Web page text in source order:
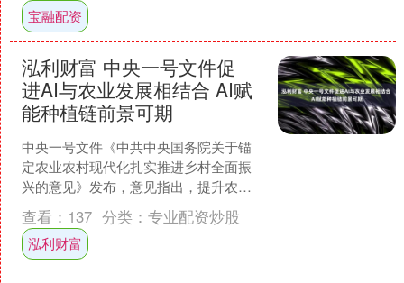
宝融配资
泓利财富 中央一号文件促
进AI与农业发展相结合 AI赋
能种植链前景可期
中央一号文件《中共中央国务院关于锚
定农业农村现代化扎实推进乡村全面振
兴的意见》发布，意见指出，提升农业
科技创新效能。因地制宜发展农业新质
生产力，促进人工智能与农....
查看： 137 分类： 专业配资炒股
泓利财富